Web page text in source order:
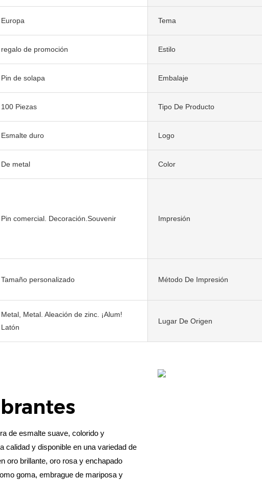
Europa Tema
regalo de promoción Estilo
Pin de solapa Embalaje
100 Piezas Tipo De Producto
Esmalte duro Logo
De metal Color
Pin comercial. Decoración.Souvenir Impresión
Tamaño personalizado Método De Impresión
Metal, Metal. Aleación de zinc. ¡Alum!
Latón
Lugar De Origen
de esmalte suave, colorido y
calidad y disponible en una variedad de
oro brillante, oro rosa y enchapado
goma, embrague de mariposa y